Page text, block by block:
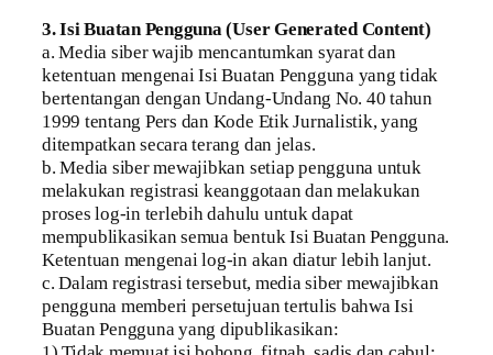
3. Isi Buatan Pengguna (User Generated Content)
a. Media siber wajib mencantumkan syarat dan
ketentuan mengenai Isi Buatan Pengguna yang tidak
bertentangan dengan Undang-Undang No. 40 tahun
1999 tentang Pers dan Kode Etik Jurnalistik, yang
ditempatkan secara terang dan jelas.
b. Media siber mewajibkan setiap pengguna untuk
melakukan registrasi keanggotaan dan melakukan
proses log-in terlebih dahulu untuk dapat
mempublikasikan semua bentuk Isi Buatan Pengguna.
Ketentuan mengenai log-in akan diatur lebih lanjut.
c. Dalam registrasi tersebut, media siber mewajibkan
pengguna memberi persetujuan tertulis bahwa Isi
Buatan Pengguna yang dipublikasikan: